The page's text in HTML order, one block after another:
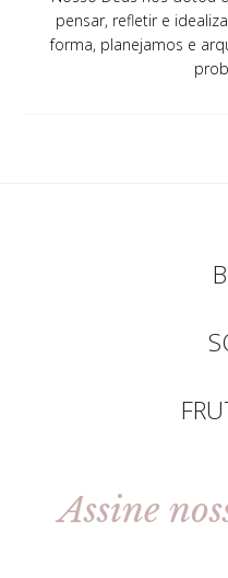
pensar, refletir e
forma, planejamos e
Assine